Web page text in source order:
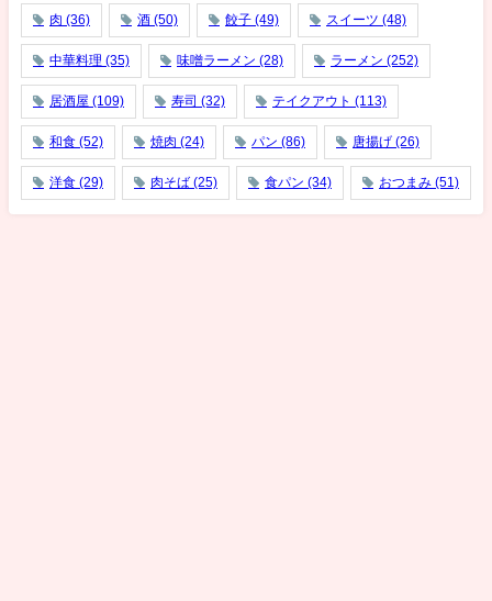
肉 (36) 酒 (50) 餃子 (49) スイーツ (48)
中華料理 (35) 味噌ラーメン (28) ラーメン (252)
居酒屋 (109) 寿司 (32) テイクアウト (113)
和食 (52) 焼肉 (24) パン (86) 唐揚げ (26)
洋食 (29) 肉そば (25) 食パン (34) おつまみ (51)